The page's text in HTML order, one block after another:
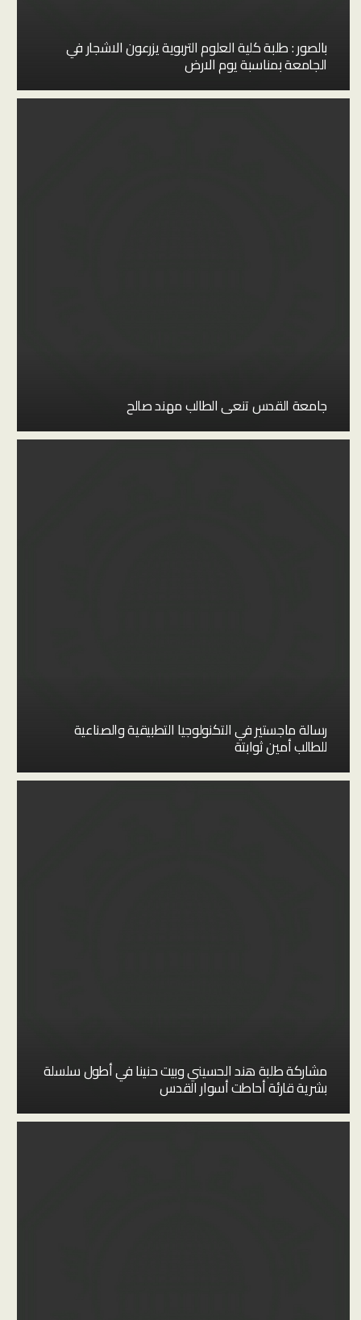
بالصور : طلبة كلية العلوم التربوية يزرعون الاشجار في
الجامعة بمناسبة يوم الارض
جامعة القدس تنعى الطالب مهند صالح
رسالة ماجستير في التكنولوجيا التطبيقية والصناعية
للطالب أمين ثوابتة
مشاركة طلبة هند الحسيني وبيت حنينا في أطول سلسلة
بشرية قارئة أحاطت أسوار القدس